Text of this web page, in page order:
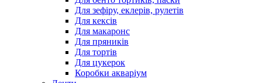
Для зефіру, еклерів, рулетів
Для кексів
Для макаронс
Для пряників
Для тортів
Для цукерок
Коробки акваріум